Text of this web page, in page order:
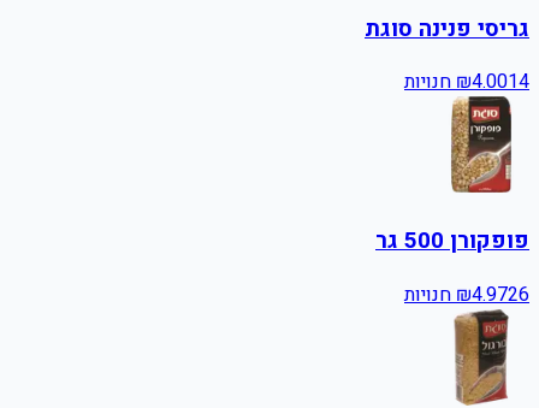
גריסי פנינה סוגת
₪4.0014 חנויות
פופקורן 500 גר
₪4.9726 חנויות